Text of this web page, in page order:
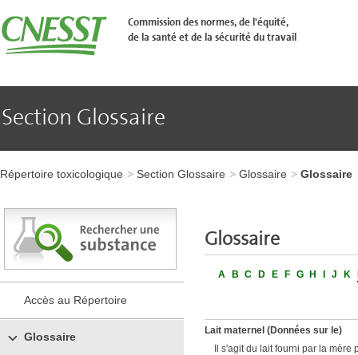
�
l'en-
t�te
de
au
principal
Aller
page
Commission des normes, de l'équité,
de la santé et de la sécurité du travail
Section Glossaire
à
l'en-
de
page
Aller
au
Aller
pied
page
Répertoire toxicologique Section Glossaire Glossaire Glossaire
Accès au Répertoire
Glossaire
​​​​Glossaire
A B C D E F G H J K
Lait maternel (Données sur le)
Il s'agit du lait fourni par la